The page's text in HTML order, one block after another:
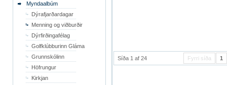
Myndaalbúm
Dýrafjarðardagar
Menning og viðburðir
Dýrfirðingafélag
Golfklúbburinn Gláma
Grunnskólinn
Höfrungur
Kirkjan
Fyrri síða 1
Síða 1 af 24